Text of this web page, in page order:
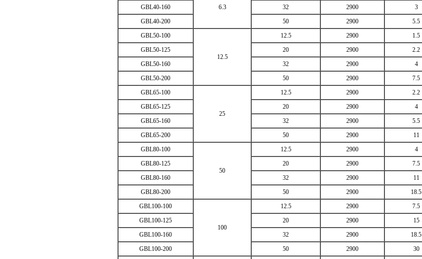
6.3
GBL40-160
32 2900
3
GBL40-200
50 2900
5.5
GBL50-100
12.5
12.5 2900
1.5
GBL50-125
20 2900
2.2
GBL50-160
32 2900
4
GBL50-200
50 2900
7.5
GBL65-100
25
12.5 2900
2.2
GBL65-125
20 2900
4
GBL65-160
32 2900
5.5
GBL65-200
50 2900
11
GBL80-100
50
12.5 2900
4
GBL80-125
20 2900
7.5
GBL80-160
32 2900
11
GBL80-200
50 2900
18.5
GBL100-100
100
12.5 2900
7.5
GBL100-125
20 2900
15
GBL100-160
32 2900
18.5
GBL100-200
50 2900
30